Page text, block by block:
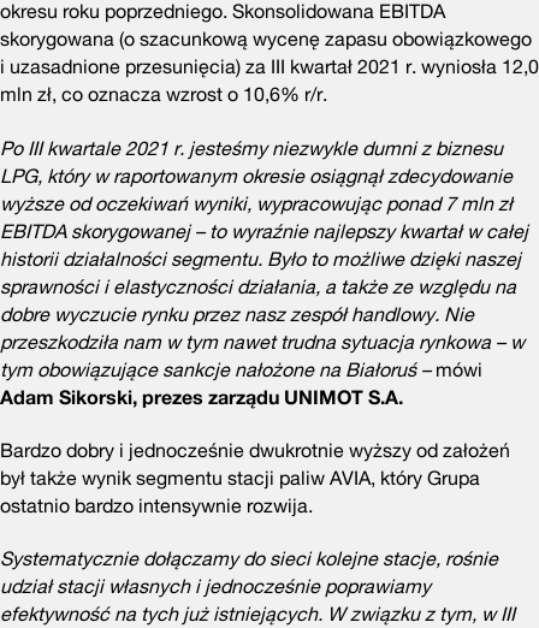
okresu roku poprzedniego. Skonsolidowana EBITDA
skorygowana (o szacunkową wycenę zapasu obowiązkowego
i uzasadnione przesunięcia) za III kwartał 2021 r. wyniosła 12,0
mln zł, co oznacza wzrost o 10,6% r/r.
Po III kwartale 2021 r. jesteśmy niezwykle dumni z biznesu
LPG, który w raportowanym okresie osiągnął zdecydowanie
wyższe od oczekiwań wyniki, wypracowując ponad 7 mln zł
EBITDA skorygowanej – to wyraźnie najlepszy kwartał w całej
historii działalności segmentu. Było to możliwe dzięki naszej
sprawności i elastyczności działania, a także ze względu na
dobre wyczucie rynku przez nasz zespół handlowy. Nie
przeszkodziła nam w tym nawet trudna sytuacja rynkowa – w
tym obowiązujące sankcje nałożone na Białoruś –mówi
Adam Sikorski, prezes zarządu UNIMOT S.A.
Bardzo dobry i jednocześnie dwukrotnie wyższy od założeń
był także wynik segmentu stacji paliw AVIA, który Grupa
ostatnio bardzo intensywnie rozwija.
Systematycznie dołączamy do sieci kolejne stacje, rośnie
udział stacji własnych i jednocześnie poprawiamy
efektywność na tych już istniejących. W związku z tym, w III